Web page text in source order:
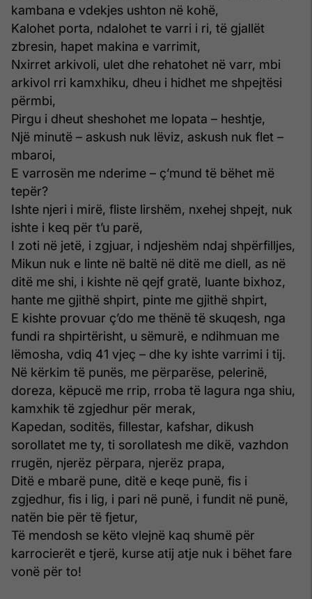
kambana e vdekjes ushton në kohë,
Kalohet porta, ndalohet te varri i ri, të gjallët
zbresin, hapet makina e varrimit,
Nxirret arkivoli, ulet dhe rehatohet në varr, mbi
arkivol rri kamxhiku, dheu i hidhet me shpejtësi
përmbi,
Pirgu i dheut sheshohet me lopata – heshtje,
Një minutë – askush nuk lëviz, askush nuk flet –
mbaroi,
E varrosën me nderime – ç’mund të bëhet më
tepër?
Ishte njeri i mirë, fliste lirshëm, nxehej shpejt, nuk
ishte i keq për t’u parë,
I zoti në jetë, i zgjuar, i ndjeshëm ndaj shpërfilljes,
Mikun nuk e linte në baltë në ditë me diell, as në
ditë me shi, i kishte në qejf gratë, luante bixhoz,
hante me gjithë shpirt, pinte me gjithë shpirt,
E kishte provuar ç’do me thënë të skuqesh, nga
fundi ra shpirtërisht, u sëmurë, e ndihmuan me
lëmosha, vdiq 41 vjeç – dhe ky ishte varrimi i tij.
Në kërkim të punës, me përparëse, pelerinë,
doreza, këpucë me rrip, rroba të lagura nga shiu,
kamxhik të zgjedhur për merak,
Kapedan, soditës, fillestar, kafshar, dikush
sorollatet me ty, ti sorollatesh me dikë, vazhdon
rrugën, njerëz përpara, njerëz prapa,
Ditë e mbarë pune, ditë e keqe punë, fis i
zgjedhur, fis i lig, i pari në punë, i fundit në punë,
natën bie për të fjetur,
Të mendosh se këto vlejnë kaq shumë për
karrocierët e tjerë, kurse atij atje nuk i bëhet fare
vonë për to!